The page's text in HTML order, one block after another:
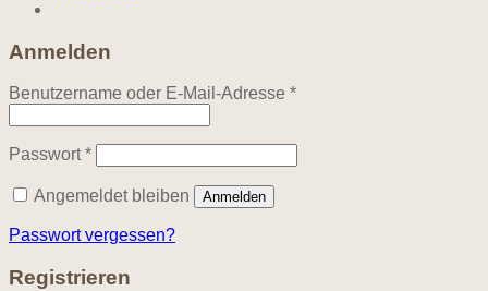
Anmelden
Benutzername oder E-Mail-Adresse *Erforderlich
Passwort*Erforderlich
Angemeldet bleiben Anmelden
Passwort vergessen?
Registrieren